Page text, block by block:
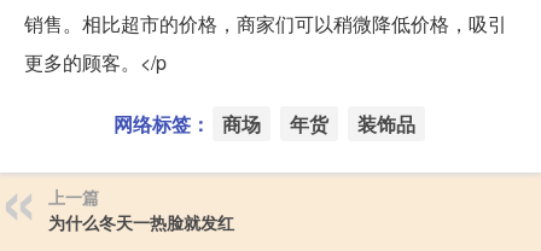
销售。相比超市的价格，商家们可以稍微降低价格，吸引
更多的顾客。</p
网络标签： 商场 年货 装饰品
上一篇
为什么冬天一热脸就发红